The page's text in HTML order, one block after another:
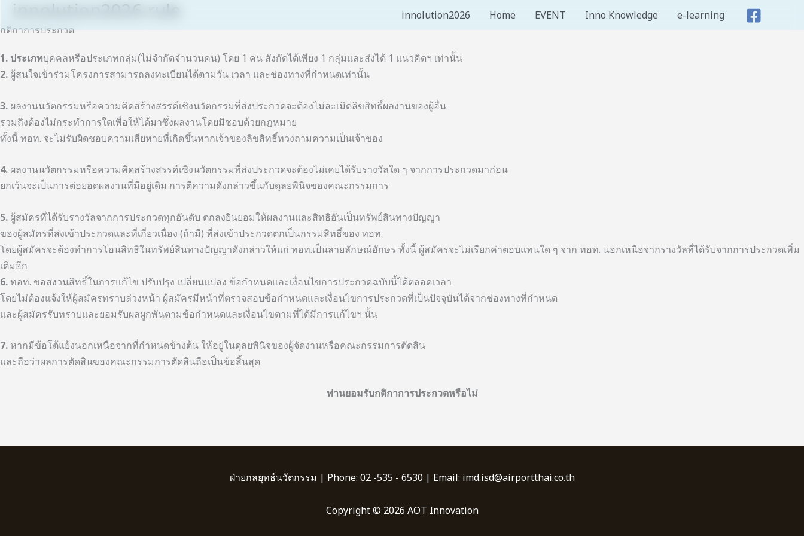
Skip
to
innolution2026 Home EVENT Inno Knowledge e-learning
innolution2026-rule
กติกาการประกวด
1. ประเภทบุคคลหรือประเภทกลุ่ม(ไม่จำกัดจำนวนคน) โดย 1 คน สังกัดได้เพียง 1 กลุ่มและส่งได้ 1 แนวคิดฯ เท่านั้น
2. ผู้สนใจเข้าร่วมโครงการสามารถลงทะเบียนได้ตามวัน เวลา และช่องทางที่กำหนดเท่านั้น
3. ผลงานนวัตกรรมหรือความคิดสร้างสรรค์เชิงนวัตกรรมที่ส่งประกวดจะต้องไม่ละเมิดลิขสิทธิ์ผลงานของผู้อื่น
รวมถึงต้องไม่กระทำการใดเพื่อให้ได้มาซึ่งผลงานโดยมิชอบด้วยกฎหมาย
ทั้งนี้ ทอท. จะไม่รับผิดชอบความเสียหายที่เกิดขึ้นหากเจ้าของลิขสิทธิ์ทวงถามความเป็นเจ้าของ
4. ผลงานนวัตกรรมหรือความคิดสร้างสรรค์เชิงนวัตกรรมที่ส่งประกวดจะต้องไม่เคยได้รับรางวัลใด ๆ จากการประกวดมาก่อน
ยกเว้นจะเป็นการต่อยอดผลงานที่มีอยู่เดิม การตีความดังกล่าวขึ้นกับดุลยพินิจของคณะกรรมการ
5. ผู้สมัครที่ได้รับรางวัลจากการประกวดทุกอันดับ ตกลงยินยอมให้ผลงานและสิทธิอันเป็นทรัพย์สินทางปัญญา
ของผู้สมัครที่ส่งเข้าประกวดและที่เกี่ยวเนื่อง (ถ้ามี) ที่ส่งเข้าประกวดตกเป็นกรรมสิทธิ์ของ ทอท.
โดยผู้สมัครจะต้องทำการโอนสิทธิในทรัพย์สินทางปัญญาดังกล่าวให้แก่ ทอท.เป็นลายลักษณ์อักษร ทั้งนี้ ผู้สมัครจะไม่เรียกค่าตอบแทนใด ๆ จาก ทอท. นอกเหนือจากรางวัลที่ได้รับจากการประกวดเพิ่ม
เติมอีก
6.ทอท. ขอสงวนสิทธิ์ในการแก้ไข ปรับปรุง เปลี่ยนแปลง ข้อกำหนดและเงื่อนไขการประกวดฉบับนี้ได้ตลอดเวลา
โดยไม่ต้องแจ้งให้ผู้สมัครทราบล่วงหน้า ผู้สมัครมีหน้าที่ตรวจสอบข้อกำหนดและเงื่อนไขการประกวดที่เป็นปัจจุบันได้จากช่องทางที่กำหนด
และผู้สมัครรับทราบและยอมรับผลผูกพันตามข้อกำหนดและเงื่อนไขตามที่ได้มีการแก้ไขฯ นั้น
7. หากมีข้อโต้แย้งนอกเหนือจากที่กำหนดข้างต้น ให้อยู่ในดุลยพินิจของผู้จัดงานหรือคณะกรรมการตัดสิน
และถือว่าผลการตัดสินของคณะกรรมการตัดสินถือเป็นข้อสิ้นสุด
ท่านยอมรับกติกาการประกวดหรือไม่
ฝ่ายกลยุทธ์นวัตกรรม | Phone: 02 -535 - 6530 | Email: imd.isd@airportthai.co.th
Copyright © 2026 AOT Innovation